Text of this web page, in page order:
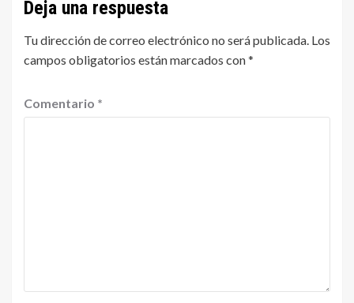
Deja una respuesta
Tu dirección de correo electrónico no será publicada. Los
campos obligatorios están marcados con*
Comentario *